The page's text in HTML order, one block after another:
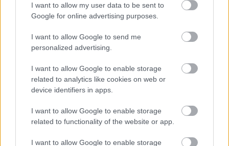
I want to allow my user data to be sent to
Google for online advertising purposes.
I want to allow Google to send me
personalized advertising.
I want to allow Google to enable storage
related to analytics like cookies on web or
device identifiers in apps.
I want to allow Google to enable storage
related to functionality of the website or app.
I want to allow Google to enable storage
Solīja lētāku dīzeļdegvielu,
bet cerētais izpalika: tagad
atklājies, kas patiesībā
notika ar cenām